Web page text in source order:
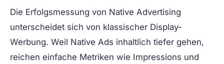
Die Erfolgsmessung von Native Advertising
unterscheidet sich von klassischer Display-
Werbung. Weil Native Ads inhaltlich tiefer gehen,
reichen einfache Metriken wie Impressions und